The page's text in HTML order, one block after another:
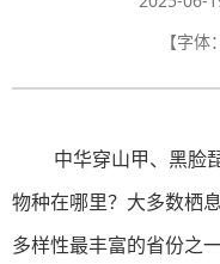
【字体：
中华穿山甲、黑脸
物种在哪里？大多数栖
多样性最丰富的省份之